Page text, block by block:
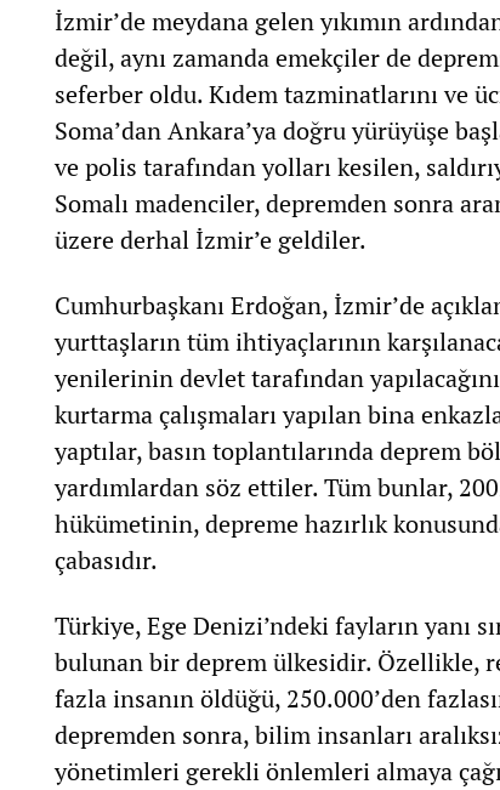
İzmir’de meydana gelen yıkımın
değil, aynı zamanda emekçiler de
seferber oldu. Kıdem tazminatlarını ve
Soma’dan Ankara’ya doğru yürüyüşe
ve polis tarafından yolları kesilen,
Somalı madenciler, depremden sonra
üzere derhal İzmir’e geldiler.
Cumhurbaşkanı Erdoğan, İzmir’de
yurttaşların tüm ihtiyaçlarının
yenilerinin devlet tarafından
kurtarma çalışmaları yapılan bina
yaptılar, basın toplantılarında deprem
yardımlardan söz ettiler. Tüm bunlar,
hükümetinin, depreme hazırlık
çabasıdır.
Türkiye, Ege Denizi’ndeki fayların yanı
bulunan bir deprem ülkesidir. Özellikle,
fazla insanın öldüğü, 250.000’den
depremden sonra, bilim insanları
yönetimleri gerekli önlemleri almaya